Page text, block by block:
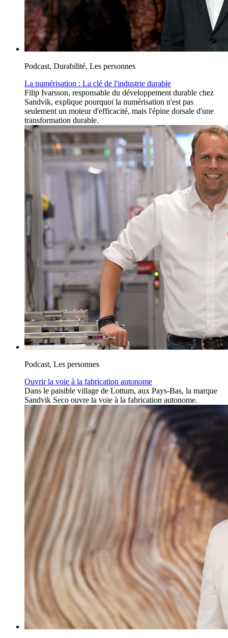
Podcast, Durabilité, Les personnes
La numérisation : La clé de l'industrie durable
Filip Ivarsson, responsable du développement durable chez
Sandvik, explique pourquoi la numérisation n'est pas
seulement un moteur d'efficacité, mais l'épine dorsale d'une
transformation durable.
Podcast, Les personnes
Ouvrir la voie à la fabrication autonome
Dans le paisible village de Lottum, aux Pays-Bas, la marque
Sandvik Seco ouvre la voie à la fabrication autonome.